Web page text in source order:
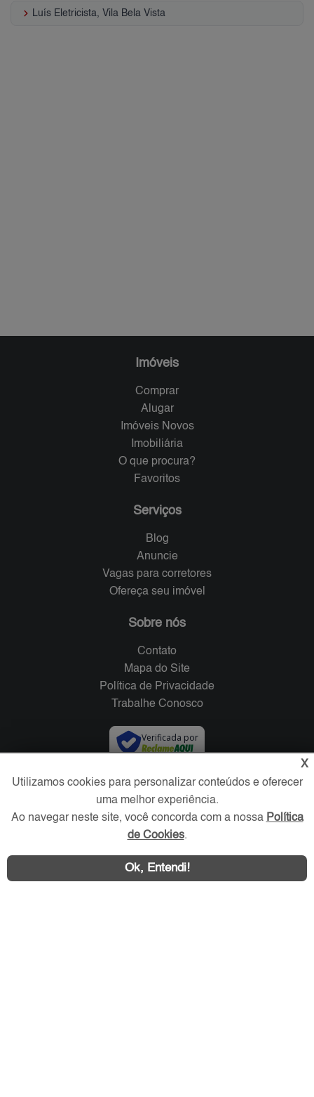
keyboard_arrow_right Luís Eletricista, Vila Bela Vista
Imóveis
Comprar
Alugar
Imóveis Novos
Imobiliária
O que procura?
Favoritos
Serviços
Blog
Anuncie
Vagas para corretores
Ofereça seu imóvel
Sobre nós
Contato
Mapa do Site
Política de Privacidade
Trabalhe Conosco
Verificada por
Redes Sociais
X
Utilizamos cookies para personalizar conteúdos e oferecer
uma melhor experiência.
Ao navegar neste site, você concorda com a nossa Política
de Cookies.
Ok, Entendi!